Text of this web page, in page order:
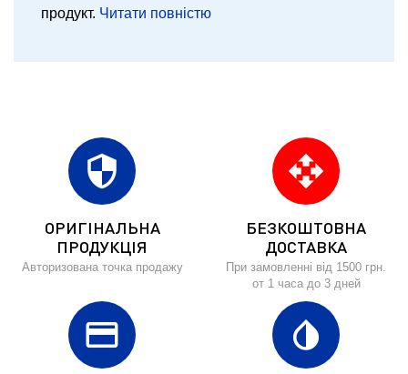
продукт. Читати повністю
security
ОРИГІНАЛЬНА
ПРОДУКЦІЯ
Авторизована точка продажу
open_with
БЕЗКОШТОВНА
ДОСТАВКА
При замовленні від 1500 грн.
от 1 часа до 3 дней
credit_card invert_colors